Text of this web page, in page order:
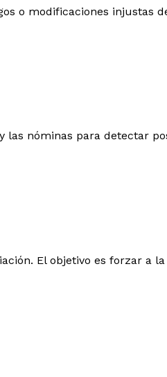
o modificaciones injustas
nóminas para detectar
El objetivo es forzar a